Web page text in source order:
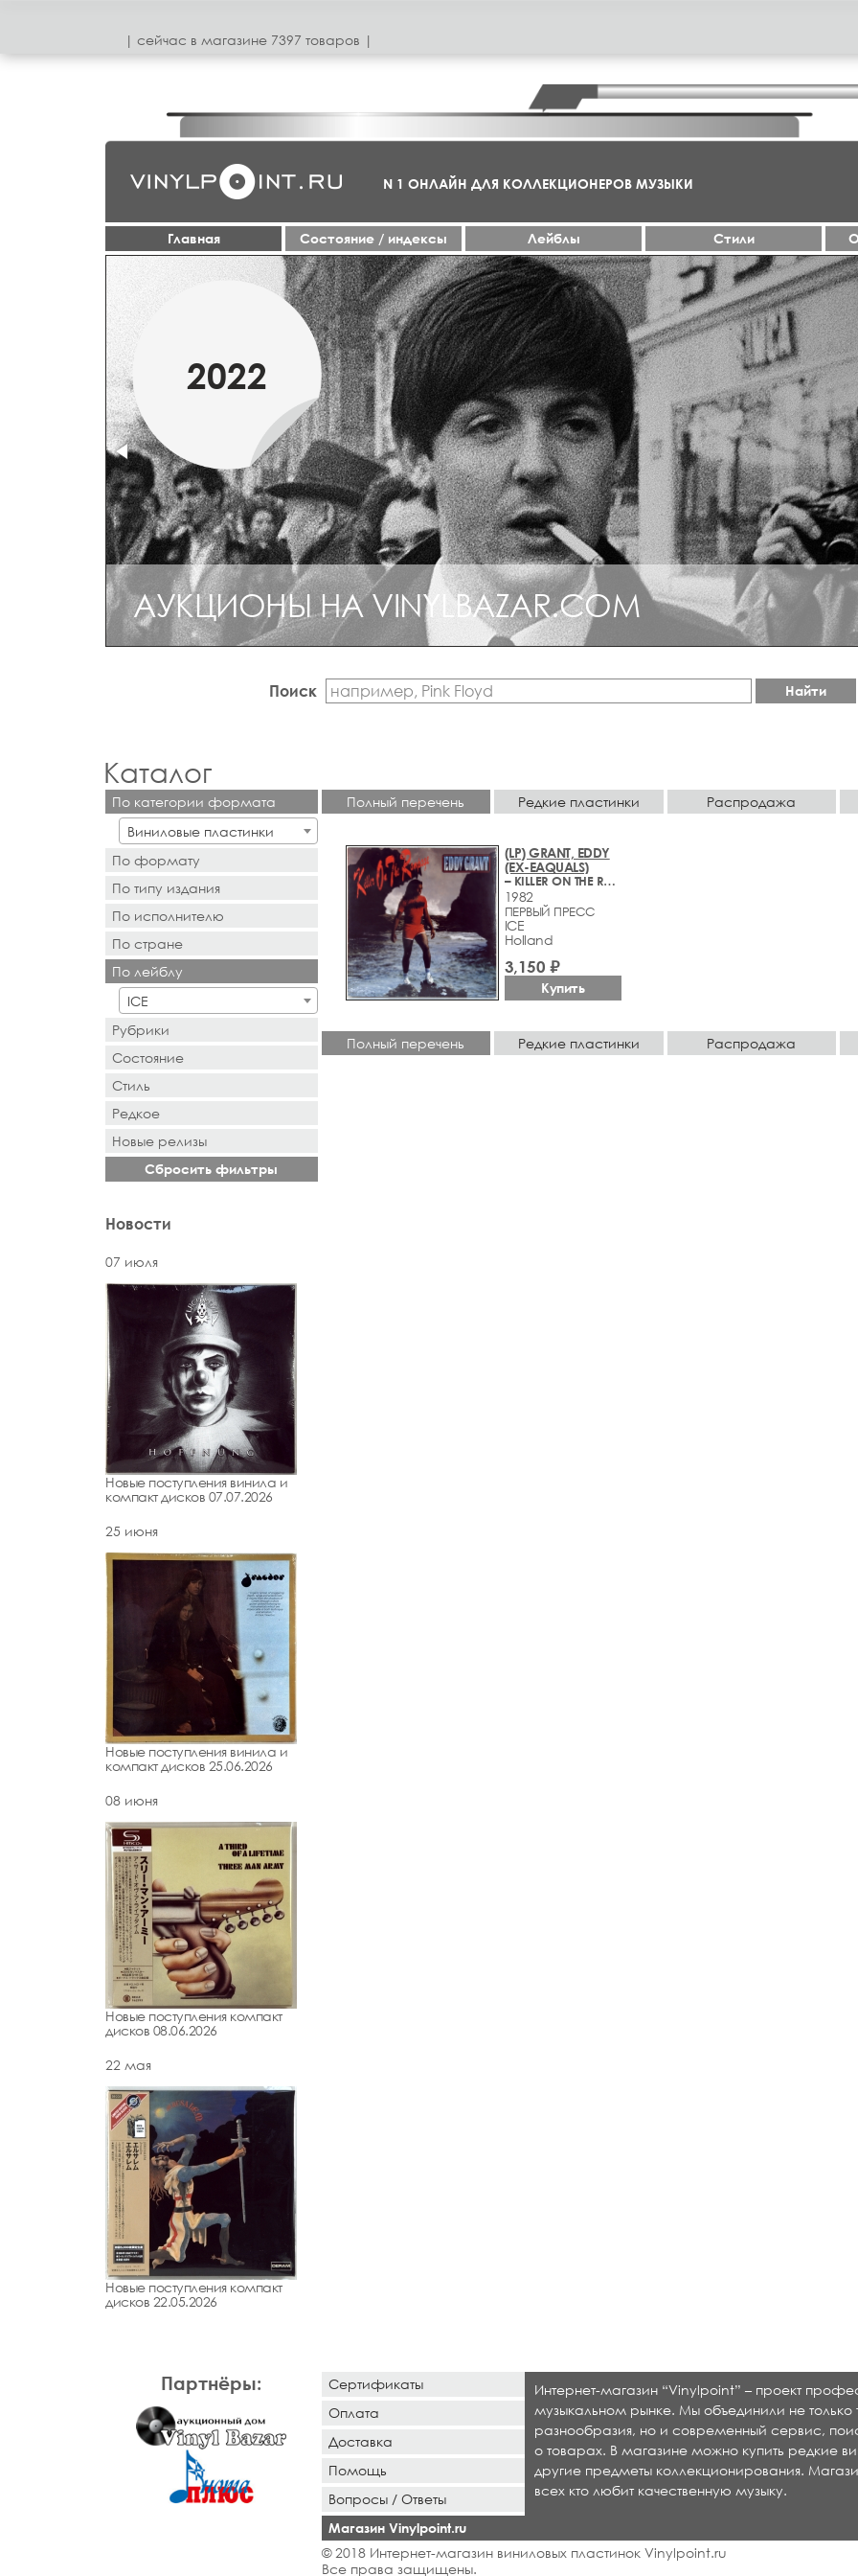
| сeйчас в магазинe 7397 товаров |
N 1 ОНЛАЙН ДЛЯ КОЛЛЕКЦИОНЕРОВ МУЗЫКИ
Главная Cостояние / индексы Лейблы Стили
МАРТ
2019
2022
АУКЦИОНЫ НА VINYLBAZAR.COM
Поиск Найти
Каталог
По категории формата
Виниловые пластинки
По формату
- Выбор -
По типу издания
- Выбор -
По исполнителю
- Поиск или выбор -
По стране
- Поиск или выбор -
По лейблу
ICE
Рубрики
Состояние
Стиль
Редкое
Новыe рeлизы
Сбросить фильтры
Новости
07 июля
Новые поступления винила и
компакт дисков 07.07.2026
25 июня
Новые поступления винила и
компакт дисков 25.06.2026
08 июня
Новые поступления компакт
дисков 08.06.2026
22 мая
Новые поступления компакт
дисков 22.05.2026
Полный перечень Редкие пластинки Распродажа
(LP) GRANT, EDDY
(EX-EAQUALS)
– KILLER ON THE RAMPAGE
1982
ПЕРВЫЙ ПРЕСС
ICE
Holland
3,150 ₽
Купить
Полный перечень Редкие пластинки Распродажа
Партнёры:
Сертификаты
Оплата
Доставка
Помощь
Вопросы / Ответы
Магазин Vinylpoint.ru
Интернет-магазин “Vinylpoint” – проект
музыкальном рынке. Мы объединили не только
разнообразия, но и современный сервис,
о товарах. В магазине можно купить редкие
другие предметы коллекционирования.
всех кто любит качественную музыку.
© 2018 Интернет-магазин виниловых пластинок Vinylpoint.ru
Все права защищены.